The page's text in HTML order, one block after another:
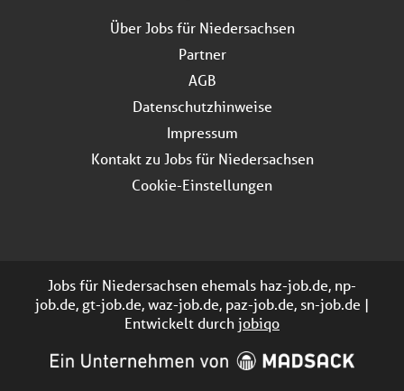
Über Jobs für Niedersachsen
Partner
AGB
Datenschutzhinweise
Impressum
Kontakt zu Jobs für Niedersachsen
Cookie-Einstellungen
Jobs für Niedersachsen ehemals haz-job.de, np-
job.de, gt-job.de, waz-job.de, paz-job.de, sn-job.de |
Entwickelt durchjobiqo